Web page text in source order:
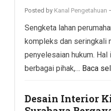
Posted by Kanal Pengetahuan
Sengketa lahan
kompleks dan seringkali
penyelesaian hukum.
berbagai pihak,… Baca
Desain Interior